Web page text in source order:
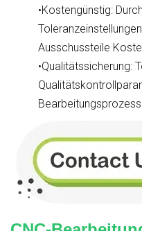
•Kostengünstig:
Ausschussteile
•Qualitätssicherung: